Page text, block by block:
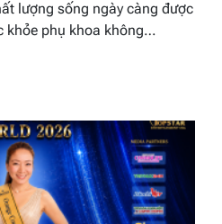
lượng sống ngày càng được
khỏe phụ khoa không…